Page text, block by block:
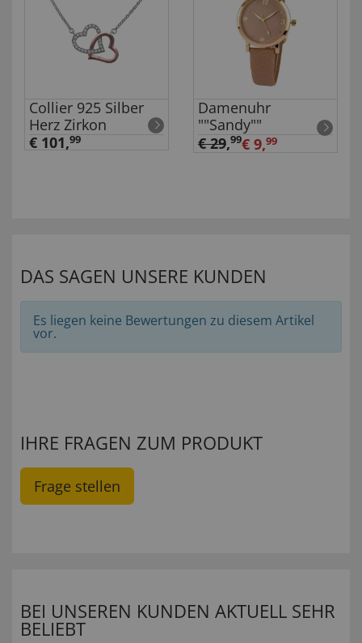
Collier 925 Silber
Herz Zirkon
€ 101,99
Damenuhr
""Sandy""
€ 29,99€ 9,99
DAS SAGEN UNSERE KUNDEN
Es liegen keine Bewertungen zu diesem Artikel
vor.
IHRE FRAGEN ZUM PRODUKT
Frage stellen
BEI UNSEREN KUNDEN AKTUELL SEHR
BELIEBT